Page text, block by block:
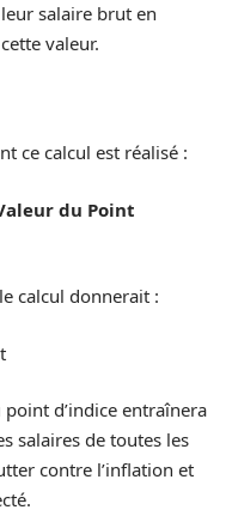
salaire brut en
valeur.
ce calcul est réalisé :
du Point
calcul donnerait :
d’indice entraînera
salaires de toutes les
contre l’inflation et